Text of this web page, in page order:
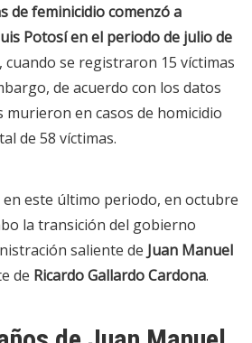
de feminicidio comenzó a
Potosí en el periodo de julio de
, cuando se registraron 15 víctimas
de acuerdo con los datos
murieron en casos de homicidio
de 58 víctimas.
en este último periodo, en octubre
la transición del gobierno
saliente de Juan Manuel
de Ricardo Gallardo Cardona.